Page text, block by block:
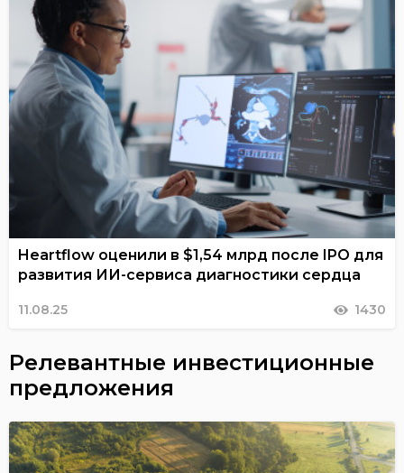
Heartflow оценили в $1,54 млрд после IPO для
развития ИИ-сервиса диагностики сердца
11.08.25 1430
Релевантные инвестиционные
предложения